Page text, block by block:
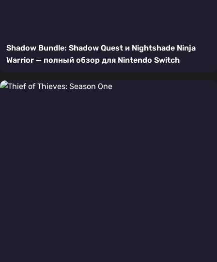
Shadow Bundle: Shadow Quest и Nightshade Ninja
Warrior — полный обзор для Nintendo Switch